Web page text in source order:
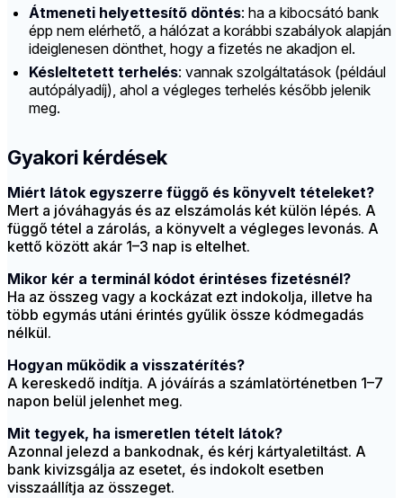
Átmeneti helyettesítő döntés: ha a kibocsátó bank
épp nem elérhető, a hálózat a korábbi szabályok alapján
ideiglenesen dönthet, hogy a fizetés ne akadjon el.
Késleltetett terhelés: vannak szolgáltatások (például
autópályadíj), ahol a végleges terhelés később jelenik
meg.
Gyakori kérdések
Miért látok egyszerre függő és könyvelt tételeket?
Mert a jóváhagyás és az elszámolás két külön lépés. A
függő tétel a zárolás, a könyvelt a végleges levonás. A
kettő között akár 1–3 nap is eltelhet.
Mikor kér a terminál kódot érintéses fizetésnél?
Ha az összeg vagy a kockázat ezt indokolja, illetve ha
több egymás utáni érintés gyűlik össze kódmegadás
nélkül.
Hogyan működik a visszatérítés?
A kereskedő indítja. A jóváírás a számlatörténetben 1–7
napon belül jelenhet meg.
Mit tegyek, ha ismeretlen tételt látok?
Azonnal jelezd a bankodnak, és kérj kártyaletiltást. A
bank kivizsgálja az esetet, és indokolt esetben
visszaállítja az összeget.